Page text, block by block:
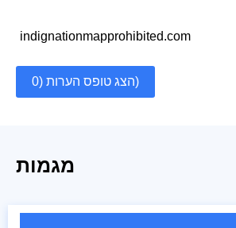
indignationmapprohibited.com
הצג טופס הערות (0)
מגמות